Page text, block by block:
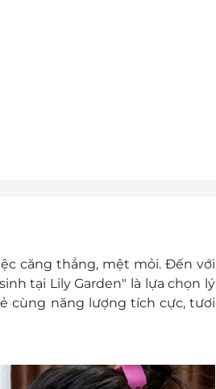
căng thẳng, mệt mỏi. Đến với
tại Lily Garden" là lựa chọn lý
cùng năng lượng tích cực, tươi